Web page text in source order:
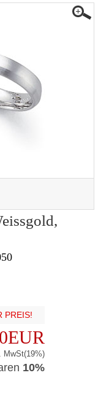
PREIS!
MwSt(19%)
10%